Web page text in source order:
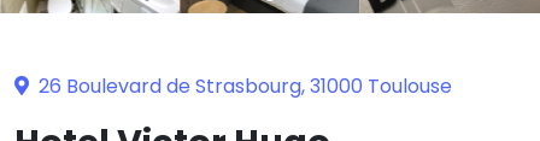
26 Boulevard de Strasbourg, 31000 Toulouse